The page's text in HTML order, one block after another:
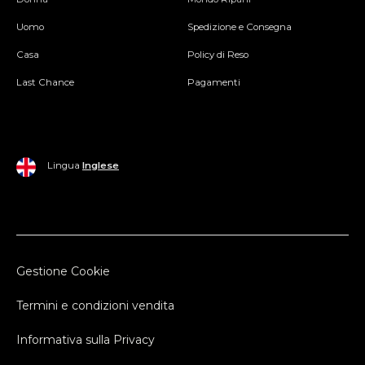
Uomo
Casa
Last Chance
Spedizione e Consegna
Policy di Reso
Pagamenti
Lingua Inglese
Gestione Cookie
Termini e condizioni vendita
Informativa sulla Privacy